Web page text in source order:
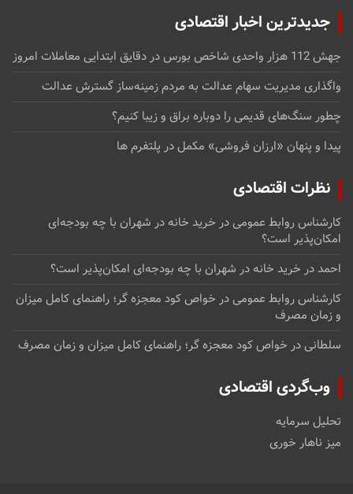
جدیدترین اخبار اقتصادی
جهش 112 هزار واحدی شاخص بورس در دقایق ابتدایی معاملات امروز
واگذاری مدیریت سهام عدالت به مردم زمینه‌ساز گسترش عدالت
چطور سنگ‌های قدیمی را دوباره براق و زیبا کنیم؟
پیدا و پنهان «ارزان فروشی» مکمل در پلتفرم ها
نظرات اقتصادی
کارشناس روابط عمومیدرخرید خانه در شهران با چه بودجه‌ای
امکان‌پذیر است؟
احمددرخرید خانه در شهران با چه بودجه‌ای امکان‌پذیر است؟
کارشناس روابط عمومیدرخواص کود معجزه گر؛ راهنمای کامل میزان
و زمان مصرف
سلطانیدرخواص کود معجزه گر؛ راهنمای کامل میزان و زمان مصرف
وب‌گردی اقتصادی
تحلیل سرمایه
میز ناهار خوری